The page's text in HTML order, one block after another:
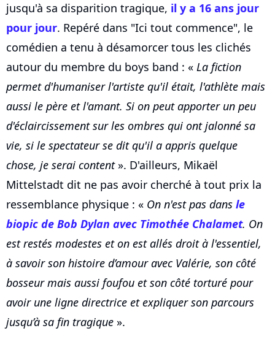
jusqu'à sa disparition tragique, il y a 16 ans jour
pour jour. Repéré dans "Ici tout commence", le
comédien a tenu à désamorcer tous les clichés
autour du membre du boys band : « La fiction
permet d'humaniser l'artiste qu'il était, l'athlète mais
aussi le père et l'amant. Si on peut apporter un peu
d'éclaircissement sur les ombres qui ont jalonné sa
vie, si le spectateur se dit qu'il a appris quelque
chose, je serai content». D'ailleurs, Mikaël
Mittelstadt dit ne pas avoir cherché à tout prix la
ressemblance physique : « On n'est pas dans le
biopic de Bob Dylan avec Timothée Chalamet. On
est restés modestes et on est allés droit à l'essentiel,
à savoir son histoire d’amour avec Valérie, son côté
bosseur mais aussi foufou et son côté torturé pour
avoir une ligne directrice et expliquer son parcours
jusqu’à sa fin tragique ».